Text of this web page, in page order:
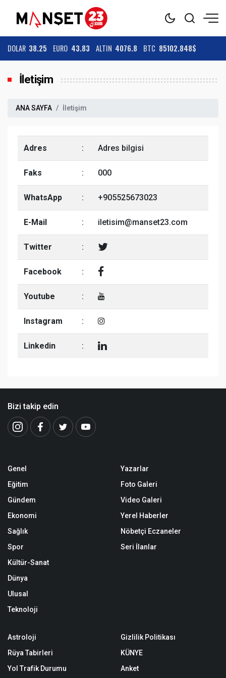
DOLAR 38.25 EURO 43.83 ALTIN 4076.8 BTC 85102.848$
İletişim
ANA SAYFA İletişim
Adres : Adres bilgisi
Faks : 000
WhatsApp : +905525673023
E-Mail : iletisim@manset23.com
Twitter :
Facebook :
Youtube :
Instagram :
Linkedin :
Bizi takip edin
Genel
Eğitim
Gündem
Ekonomi
Sağlık
Spor
Kültür-Sanat
Dünya
Ulusal
Teknoloji
Yazarlar
Foto Galeri
Video Galeri
Yerel Haberler
Nöbetçi Eczaneler
Seri İlanlar
Astroloji
Rüya Tabirleri
Yol Trafik Durumu
Gizlilik Politikası
KÜNYE
Anket